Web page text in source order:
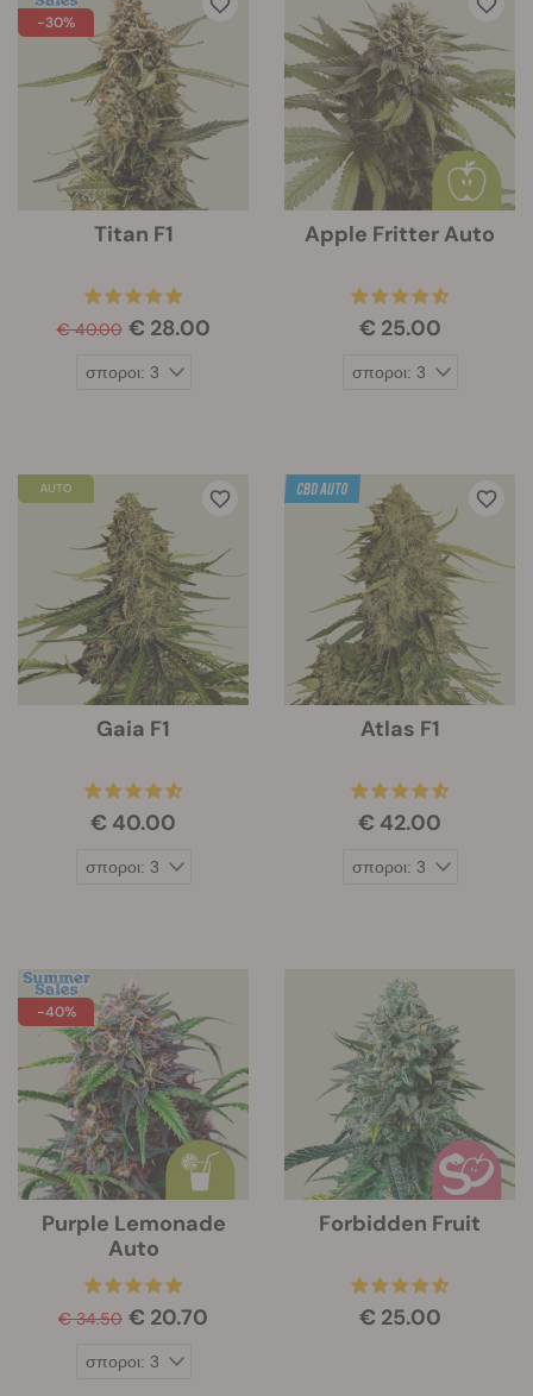
-30%
Titan F1
€ 40.00 € 28.00
Apple Fritter Auto
€ 25.00
Gaia F1
€ 40.00
Atlas F1
€ 42.00
-40%
Purple Lemonade
Auto
€ 34.50 € 20.70
Forbidden Fruit
€ 25.00